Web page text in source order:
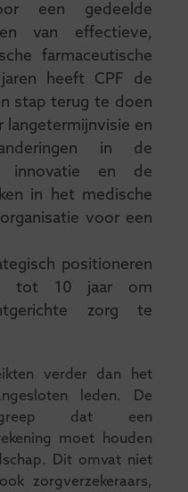
een gedeelde
van effectieve,
farmaceutische
heeft CPF de
stap terug te doen
langetermijnvisie en
in de
innovatie en de
in het medische
voor een
positioneren
tot 10 jaar om
zorg te
verder dan het
leden. De
dat een
moet houden
Dit omvat niet
zorgverzekeraars,